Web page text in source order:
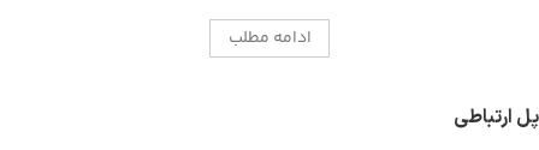
ادامه مطلب
پل ارتباطی